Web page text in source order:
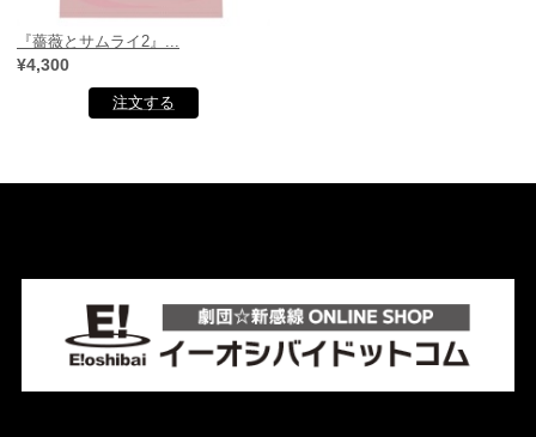
『薔薇とサムライ2』...
¥4,300